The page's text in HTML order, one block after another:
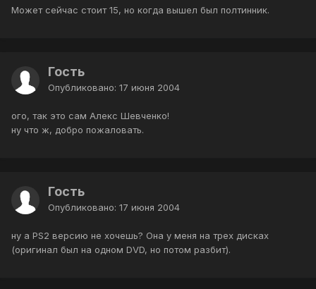
Может сейчас стоит 15, но когда вышел был полтинник.
Гость
Опубликовано: 17 июня 2004
ого, так это сам Алекс Шевченко!
ну что ж, добро пожаловать.
Гость
Опубликовано: 17 июня 2004
ну а PS2 версию не хочешь? Она у меня на трех дисках
(оригинал был на одном DVD, но потом разбит).